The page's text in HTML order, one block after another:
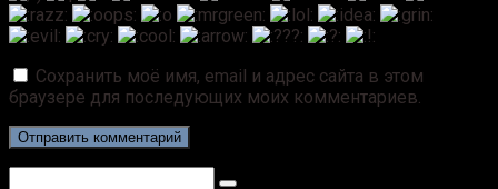
Сохранить моё имя, email и адрес сайта в этом
браузере для последующих моих комментариев.